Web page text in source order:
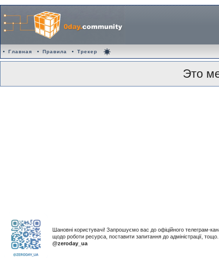
• Главная • Правила • Трекер
Это
Шановні користувачі! Запрошуємо вас до офіційного телеграм-
щодо роботи ресурса, поставити запитання до адміністрації,
@zeroday_ua